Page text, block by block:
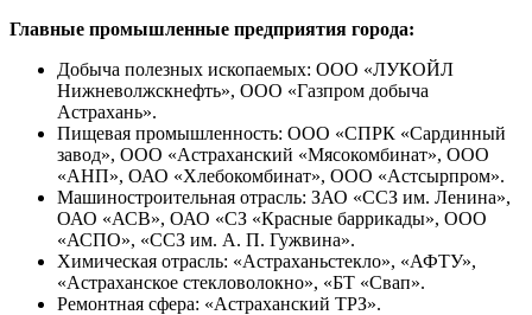
Главные промышленные предприятия города:
Добыча полезных ископаемых: ООО «ЛУКОЙЛ
Нижневолжскнефть», ООО «Газпром добыча
Астрахань».
Пищевая промышленность: ООО «СПРК «Сардинный
завод», ООО «Астраханский «Мясокомбинат», ООО
«АНП», ОАО «Хлебокомбинат», ООО «Астсырпром».
Машиностроительная отрасль: ЗАО «ССЗ им. Ленина»,
ОАО «АСВ», ОАО «СЗ «Красные баррикады», ООО
«АСПО», «ССЗ им. А. П. Гужвина».
Химическая отрасль: «Астраханьстекло», «АФТУ»,
«Астраханское стекловолокно», «БТ «Свап».
Ремонтная сфера: «Астраханский ТРЗ».